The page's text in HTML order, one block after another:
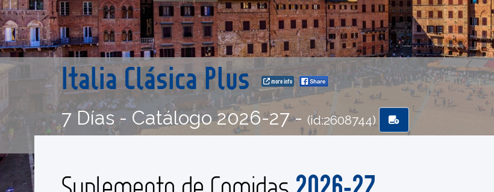
Italia Clásica Plus more info
7 Días - Catálogo 2026-27 - (id:2608744)